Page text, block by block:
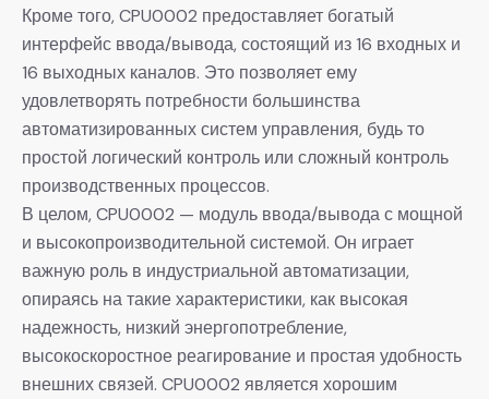
Кроме того, CPU0002 предоставляет богатый
интерфейс ввода/вывода, состоящий из 16 входных и
16 выходных каналов. Это позволяет ему
удовлетворять потребности большинства
автоматизированных систем управления, будь то
простой логический контроль или сложный контроль
производственных процессов.
В целом, CPU0002 — модуль ввода/вывода с мощной
и высокопроизводительной системой. Он играет
важную роль в индустриальной автоматизации,
опираясь на такие характеристики, как высокая
надежность, низкий энергопотребление,
высокоскоростное реагирование и простая удобность
внешних связей. CPU0002 является хорошим